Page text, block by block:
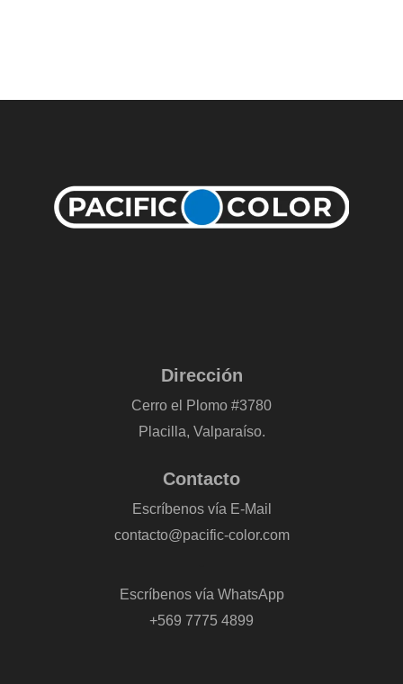
Dirección
Cerro el Plomo #3780
Placilla, Valparaíso.
Contacto
Escríbenos vía E-Mail
contacto@pacific-color.com
Escríbenos vía WhatsApp
+569 7775 4899